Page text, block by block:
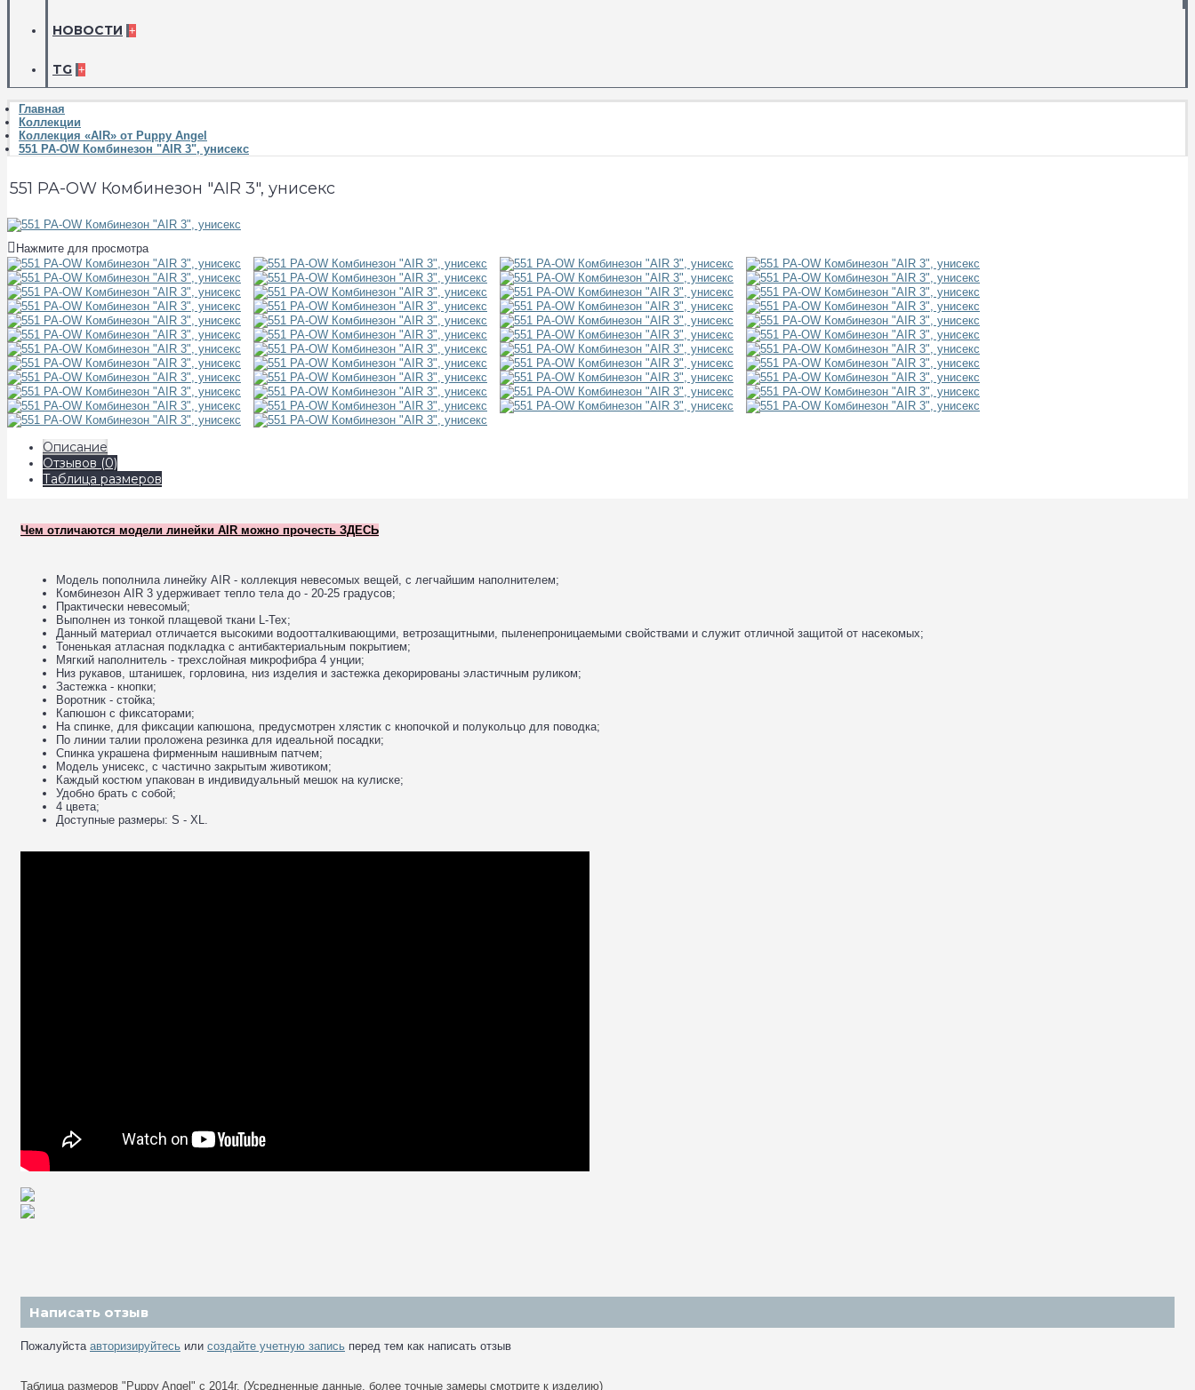
НОВОСТИ +
TG +
Главная
Коллекции
Коллекция «AIR» от Puppy Angel
551 PA-OW Комбинезон "AIR 3", унисекс
551 PA-OW Комбинезон "AIR 3", унисекс
Нажмите для просмотра
Описание
Отзывов (0)
Таблица размеров
Чем отличаются модели линейки AIR можно прочесть ЗДЕСЬ
Модель пополнила линейку AIR - коллекция невесомых вещей, с легчайшим наполнителем;
Комбинезон AIR 3 удерживает тепло тела до - 20-25 градусов;
Практически невесомый;
Выполнен из тонкой плащевой ткани L-Tex;
Данный материал отличается высокими водоотталкивающими, ветрозащитными, пыленепроницаемыми свойствами и служит отличной защитой от насекомых;
Тоненькая атласная подкладка с антибактериальным покрытием;
Мягкий наполнитель - трехслойная микрофибра 4 унции;
Низ рукавов, штанишек, горловина, низ изделия и застежка декорированы эластичным руликом;
Застежка - кнопки;
Воротник - стойка;
Капюшон с фиксаторами;
На спинке, для фиксации капюшона, предусмотрен хлястик с кнопочкой и полукольцо для поводка;
По линии талии проложена резинка для идеальной посадки;
Спинка украшена фирменным нашивным патчем;
Модель унисекс, с частично закрытым животиком;
Каждый костюм упакован в индивидуальный мешок на кулиске;
Удобно брать с собой;
4 цвета;
Доступные размеры: S - XL.
Написать отзыв
Пожалуйста авторизируйтесь или создайте учетную запись перед тем как написать отзыв
Таблица размеров "Puppy Angel" с 2014г. (Усредненные данные, более точные замеры смотрите к изделию)